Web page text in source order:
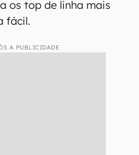
os top de linha mais
fácil.
A PUBLICIDADE